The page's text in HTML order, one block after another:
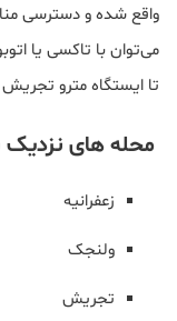
واقع شده و دسترسی
می‌توان با تاکسی یا
تا ایستگاه مترو تجریش با
محله های نزدیک
زعفرانیه
ولنجک
تجریش